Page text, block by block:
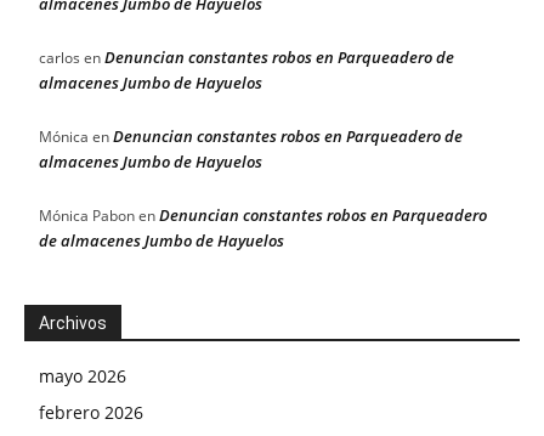
carlos enDenuncian constantes robos en Parqueadero de
almacenes Jumbo de Hayuelos
Mónica enDenuncian constantes robos en Parqueadero de
almacenes Jumbo de Hayuelos
Mónica PabonenDenuncian constantes robos en Parqueadero
de almacenes Jumbo de Hayuelos
Archivos
mayo 2026
febrero 2026